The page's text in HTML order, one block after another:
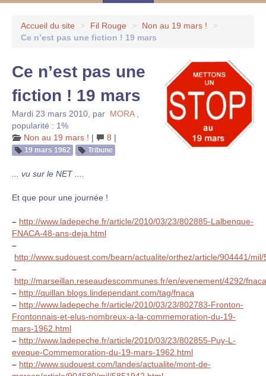
Accueil du site > Fil Rouge > Non au 19 mars !
>
Ce n’est pas une fiction ! 19 mars
Ce n’est pas une
fiction ! 19 mars
Mardi 23 mars 2010 par MORA
popularité : 1%
Non au 19 mars ! | 8 |
19 mars 1962 Tribune
... vu sur le NET ....
Et que pour une journée !
– http://www.ladepeche.fr/article/2010/03/23/802885-Lalbenque-
FNACA-48-ans-deja.html
–
http://www.sudouest.com/bearn/actualite/orthez/article/904441/
–
http://marseillan.reseaudescommunes.fr/en/evenement/4292/fnaca
– http://quillan.blogs.lindependant.com/tag/fnaca
– http://www.ladepeche.fr/article/2010/03/23/802783-Fronton-
Frontonnais-et-elus-nombreux-a-la-commemoration-du-19-
mars-1962.html
– http://www.ladepeche.fr/article/2010/03/23/802855-Puy-L-
eveque-Commemoration-du-19-mars-1962.html
– http://www.sudouest.com/landes/actualite/mont-de-